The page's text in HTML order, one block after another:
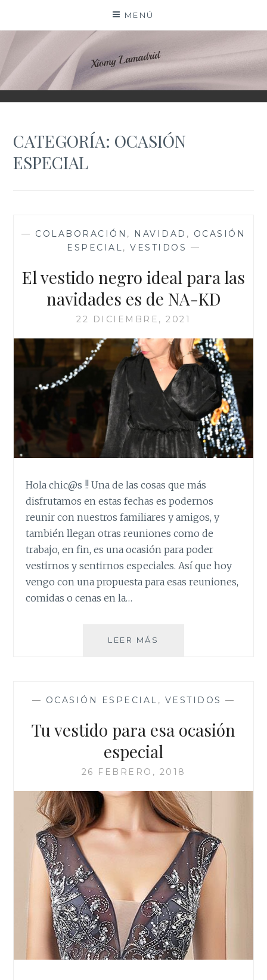
contenido
MENÚ
XIOMY LAMADRID
CATEGORÍA: OCASIÓN
ESPECIAL
— COLABORACIÓN , NAVIDAD , OCASIÓN
ESPECIAL, VESTIDOS —
El vestido negro ideal para las
navidades es de NA-KD
22 DICIEMBRE, 2021
Hola chic@s !! Una de las cosas que más
disfrutamos en estas fechas es podernos
reunir con nuestros familiares y amigos, y
también llegan otras reuniones como de
trabajo, en fin, es una ocasión para poder
vestirnos y sentirnos especiales. Así que hoy
vengo con una propuesta para esas reuniones,
comidas o cenas en la…
LEER MÁS
LAS
ES
DE
NA-
KD
— OCASIÓN ESPECIAL , VESTIDOS —
Tu vestido para esa ocasión
especial
26 FEBRERO, 2018